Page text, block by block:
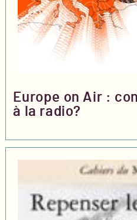
Europe on Air :
à la radio?